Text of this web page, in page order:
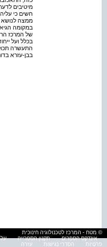
מיטיבים
חשים כי
ממצה לנושא
במקומה
של המרכז
בכלל ועל
התעשרה
בבן-עזרא
© מטח - המרכז לטכנולוגיה חינוכית
אינדקס הספרים
תקנון הספרייה
פרטיות
הסדרי נגישות עזרה